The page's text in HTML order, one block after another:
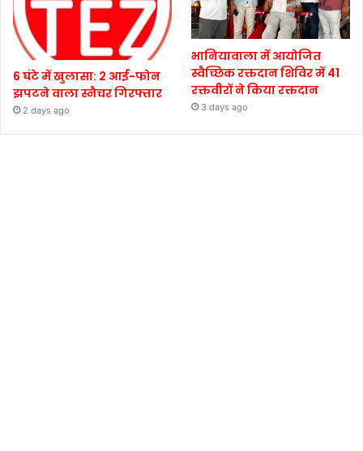
6 घंटे में खुलासा: 2 आई-फोन
झपटने वाला स्नैचर गिरफ्तार
2 days ago
भानियावाला में आयोजित
स्वैच्छिक रक्तदान शिविर में 41
रक्तवीरों ने किया रक्तदान
3 days ago